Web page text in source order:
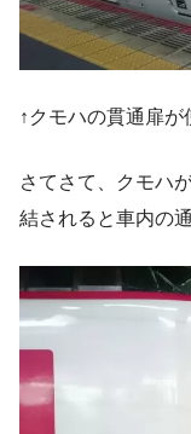
↑クモハの貫通扉
さてさて、クモハ
結されると車内の